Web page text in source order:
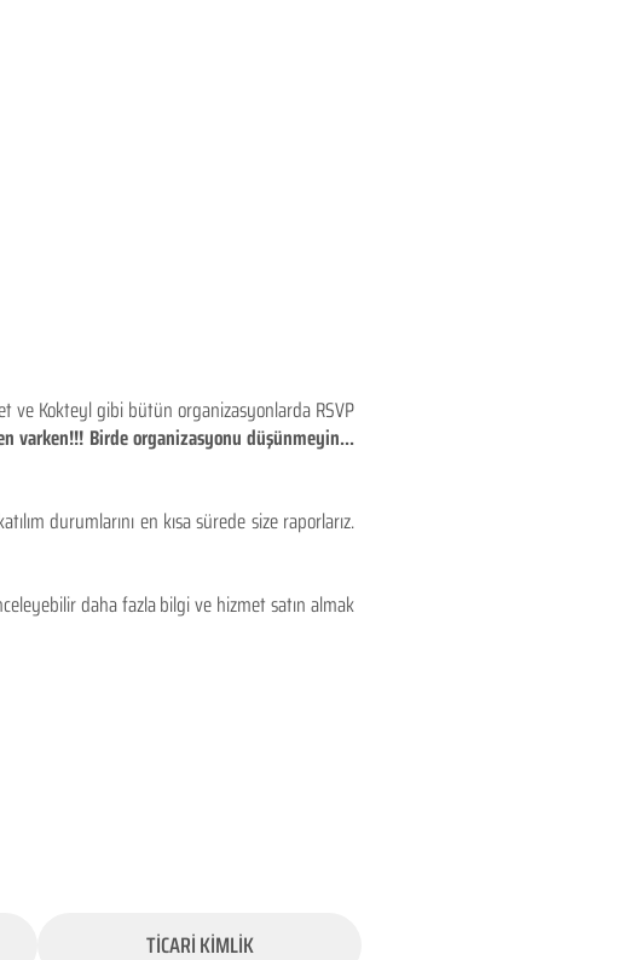
ve Kokteyl gibi bütün organizasyonlarda RSVP
varken!!! Birde organizasyonu düşünmeyin...
durumlarını en kısa sürede size raporlarız.
daha fazla bilgi ve hizmet satın almak
TİCARİ KİMLİK